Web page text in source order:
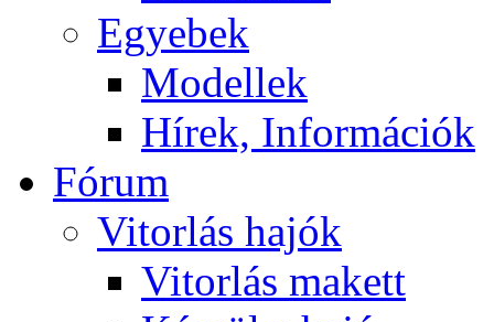
Egyebek
Modellek
Hírek, Információk
Fórum
Vitorlás hajók
Vitorlás makett